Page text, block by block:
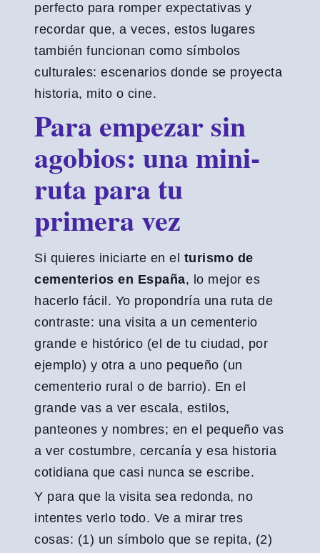
perfecto para romper expectativas y
recordar que, a veces, estos lugares
también funcionan como símbolos
culturales: escenarios donde se proyecta
historia, mito o cine.
Para empezar sin
agobios: una mini-
ruta para tu
primera vez
Si quieres iniciarte en el turismo de
cementerios en España, lo mejor es
hacerlo fácil. Yo propondría una ruta de
contraste: una visita a un cementerio
grande e histórico (el de tu ciudad, por
ejemplo) y otra a uno pequeño (un
cementerio rural o de barrio). En el
grande vas a ver escala, estilos,
panteones y nombres; en el pequeño vas
a ver costumbre, cercanía y esa historia
cotidiana que casi nunca se escribe.
Y para que la visita sea redonda, no
intentes verlo todo. Ve a mirar tres
cosas: (1) un símbolo que se repita, (2)